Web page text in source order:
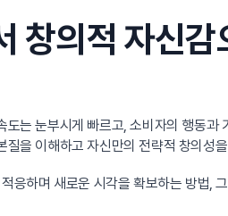
창의적 자신
는 눈부시게 빠르고, 소비자의 행동과
을 이해하고 자신만의 전략적 창의성
하며 새로운 시각을 확보하는 방법,